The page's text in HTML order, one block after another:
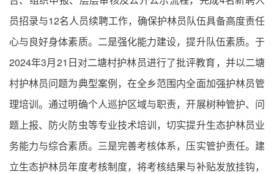
员招录与12名人员续聘工作，确保护林员队伍具备高度责任
心与良好身体素质。二是强化能力建设，提升队伍素质。于
2024年3月21日对二塘村护林员进行了批评教育，并以二塘
村护林员问题为典型案例，在全乡范围内全面加强护林员管
理培训。通过明确个人巡护区域与职责，开展树种管护、问
题上报、防火防虫等专业技术培训，切实提升生态护林员业
务能力与综合素质。三是完善考核体系，压实管护责任。建
立生态护林员年度考核制度，将考核结果与补贴发放挂钩，